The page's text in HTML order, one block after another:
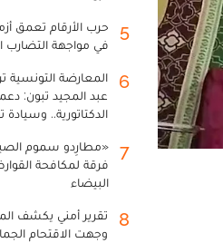
5
حرب الأرقام تعمق
في مواجهة
6
المعارضة التونسية
عبد المجيد تبون:
الدكتاتورية..
7
«مطارِدو سموم
فرقة لمكافحة
البيضاء
8
تقرير أمني يكشف
وجهت الاقتحام